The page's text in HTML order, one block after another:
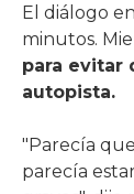
El diálogo
minutos.
para evitar
autopista.
"Parecía
parecía